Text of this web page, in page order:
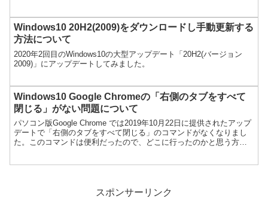
Windows10 20H2(2009)をダウンロードし手動更新する
方法について
2020年2回目のWindows10の大型アップデート「20H2(バージョン
2009)」にアップデートしてみました。
Windows10 Google Chromeの「右側のタブをすべて
閉じる」がない問題について
パソコン版Google Chrome では2019年10月22日に提供されたアップ
デートで「右側のタブをすべて閉じる」のコマンドがなくなりまし
た。このコマンドは便利だったので、どこに行ったのかと思う方も
スポンサーリンク